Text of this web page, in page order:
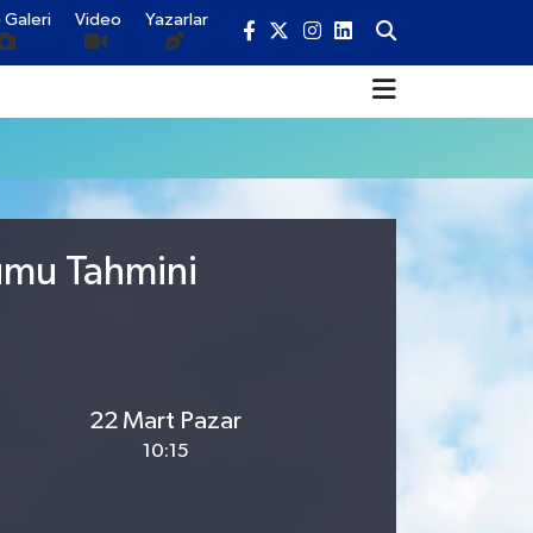
Galeri Video Yazarlar
Tahmini
22 Mart Pazar
10:15